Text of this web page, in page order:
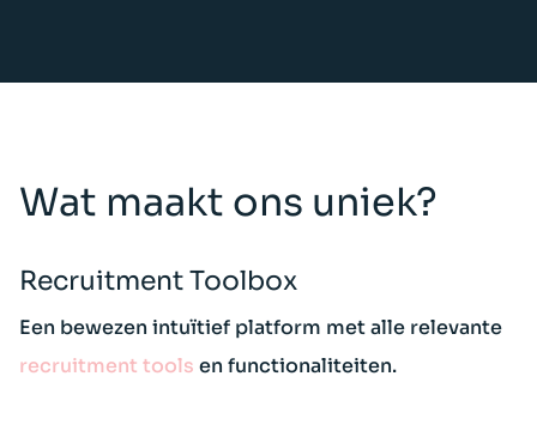
Wat maakt ons uniek?
Recruitment Toolbox
Een bewezen intuïtief platform met alle relevante
recruitment tools en functionaliteiten.